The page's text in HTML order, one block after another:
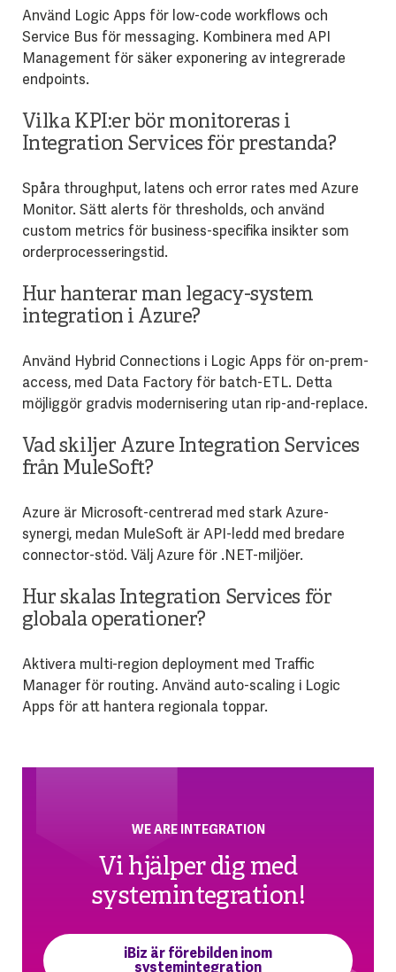
Använd Logic Apps för low-code workflows och
Service Bus för messaging. Kombinera med API
Management för säker exponering av integrerade
endpoints.
Vilka KPI:er bör monitoreras i
Integration Services för prestanda?
Spåra throughput, latens och error rates med Azure
Monitor. Sätt alerts för thresholds, och använd
custom metrics för business-specifika insikter som
orderprocesseringstid.
Hur hanterar man legacy-system
integration i Azure?
Använd Hybrid Connections i Logic Apps för on-prem-
access, med Data Factory för batch-ETL. Detta
möjliggör gradvis modernisering utan rip-and-replace.
Vad skiljer Azure Integration Services
från MuleSoft?
Azure är Microsoft-centrerad med stark Azure-
synergi, medan MuleSoft är API-ledd med bredare
connector-stöd. Välj Azure för .NET-miljöer.
Hur skalas Integration Services för
globala operationer?
Aktivera multi-region deployment med Traffic
Manager för routing. Använd auto-scaling i Logic
Apps för att hantera regionala toppar.
WE ARE INTEGRATION
Vi hjälper dig med
systemintegration!
iBiz är förebilden inom
systemintegration